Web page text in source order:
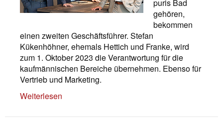
puris Bad
gehören,
bekommen
einen zweiten Geschäftsführer. Stefan
Kükenhöhner, ehemals Hettich und Franke, wird
zum 1. Oktober 2023 die Verantwortung für die
kaufmännischen Bereiche übernehmen. Ebenso für
Vertrieb und Marketing.
Weiterlesen